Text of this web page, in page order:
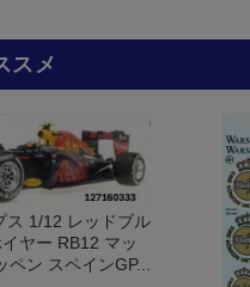
スメ
ス 1/12 レッドブル
ヤー RB12 マッ
ペン スペインGP...